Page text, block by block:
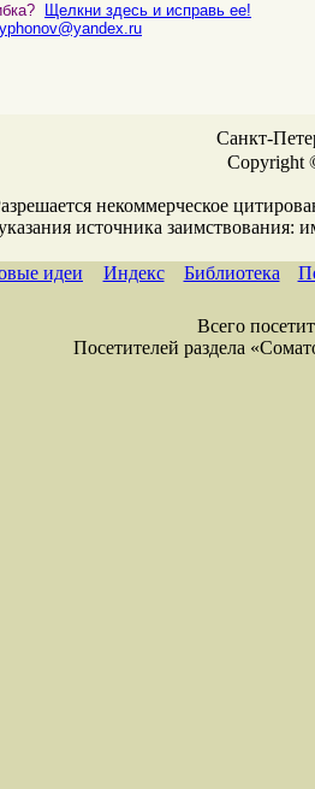
Щелкни здесь и исправь ее!
Санкт-
Copyright
некоммерческое
источника заимствования:
идеи Индекс Библиотека
Всего
Посетителей раздела